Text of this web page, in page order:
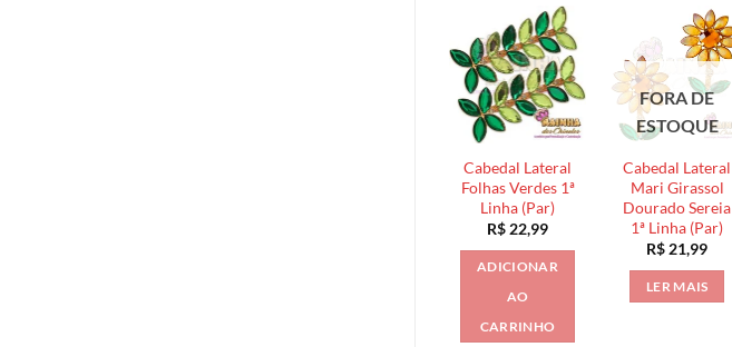
Cabedal Lateral
Folhas Verdes 1ª
Linha (Par)
R$ 22,99
ADICIONAR
AO
CARRINHO
FORA DE
ESTOQUE
Cabedal Lateral
Mari Girassol
Dourado Sereia
1ª Linha (Par)
R$ 21,99
LER MAIS